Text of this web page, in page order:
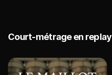
Court-métrage en replay